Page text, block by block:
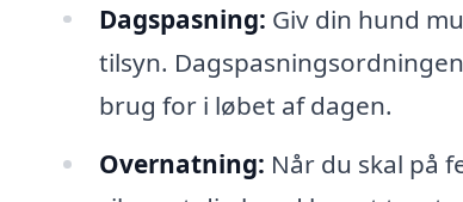
Dagspasning: Giv din hund
tilsyn.
brug for i løbet af dagen.
Overnatning: Når du skal på